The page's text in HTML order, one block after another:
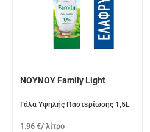
ΝΟΥΝΟΥ Family Light
Γάλα Υψηλής Παστερίωσης 1,5L
1.96 €/ λίτρο